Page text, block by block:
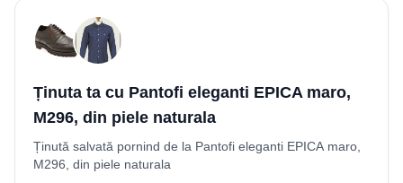
Ținuta ta cu Pantofi eleganti EPICA maro,
M296, din piele naturala
Ținută salvată pornind de la Pantofi eleganti EPICA maro,
M296, din piele naturala